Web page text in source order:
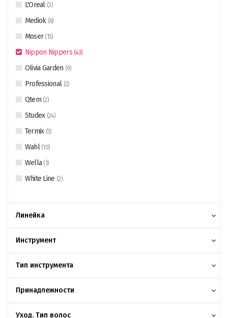
L'Oreal (3)
Mediok (6)
Moser (15)
Nippon Nippers(43)
Olivia Garden (9)
Professional (2)
Qtem (2)
Studex (24)
Termix (5)
Wahl (10)
Wella (1)
White Line (2)
Линейка
Инструмент
Тип инструмента
Принадлежности
Уход. Тип волос